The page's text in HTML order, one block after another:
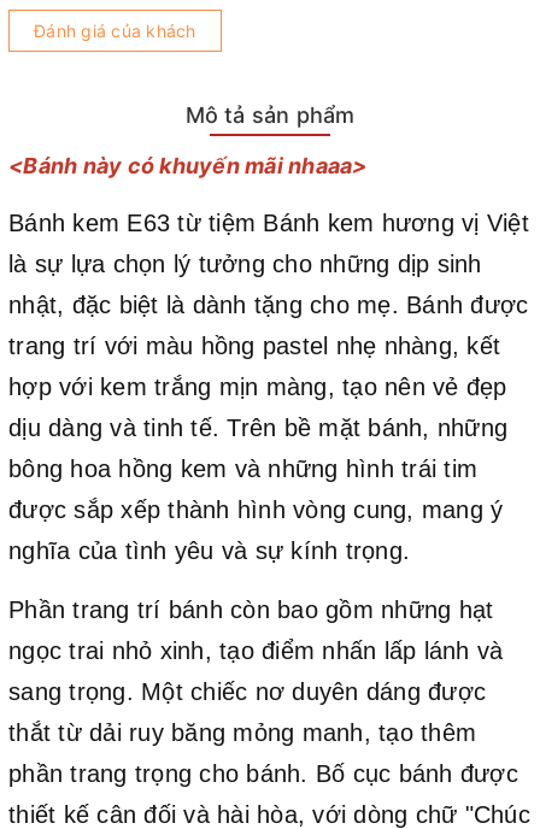
Đánh giá của khách
Mô tả sản phẩm
<Bánh này có khuyến mãi nhaaa>
Bánh kem E63 từ tiệm Bánh kem hương vị Việt
là sự lựa chọn lý tưởng cho những dịp sinh
nhật, đặc biệt là dành tặng cho mẹ. Bánh được
trang trí với màu hồng pastel nhẹ nhàng, kết
hợp với kem trắng mịn màng, tạo nên vẻ đẹp
dịu dàng và tinh tế. Trên bề mặt bánh, những
bông hoa hồng kem và những hình trái tim
được sắp xếp thành hình vòng cung, mang ý
nghĩa của tình yêu và sự kính trọng.
Phần trang trí bánh còn bao gồm những hạt
ngọc trai nhỏ xinh, tạo điểm nhấn lấp lánh và
sang trọng. Một chiếc nơ duyên dáng được
thắt từ dải ruy băng mỏng manh, tạo thêm
phần trang trọng cho bánh. Bố cục bánh được
thiết kế cân đối và hài hòa, với dòng chữ "Chúc